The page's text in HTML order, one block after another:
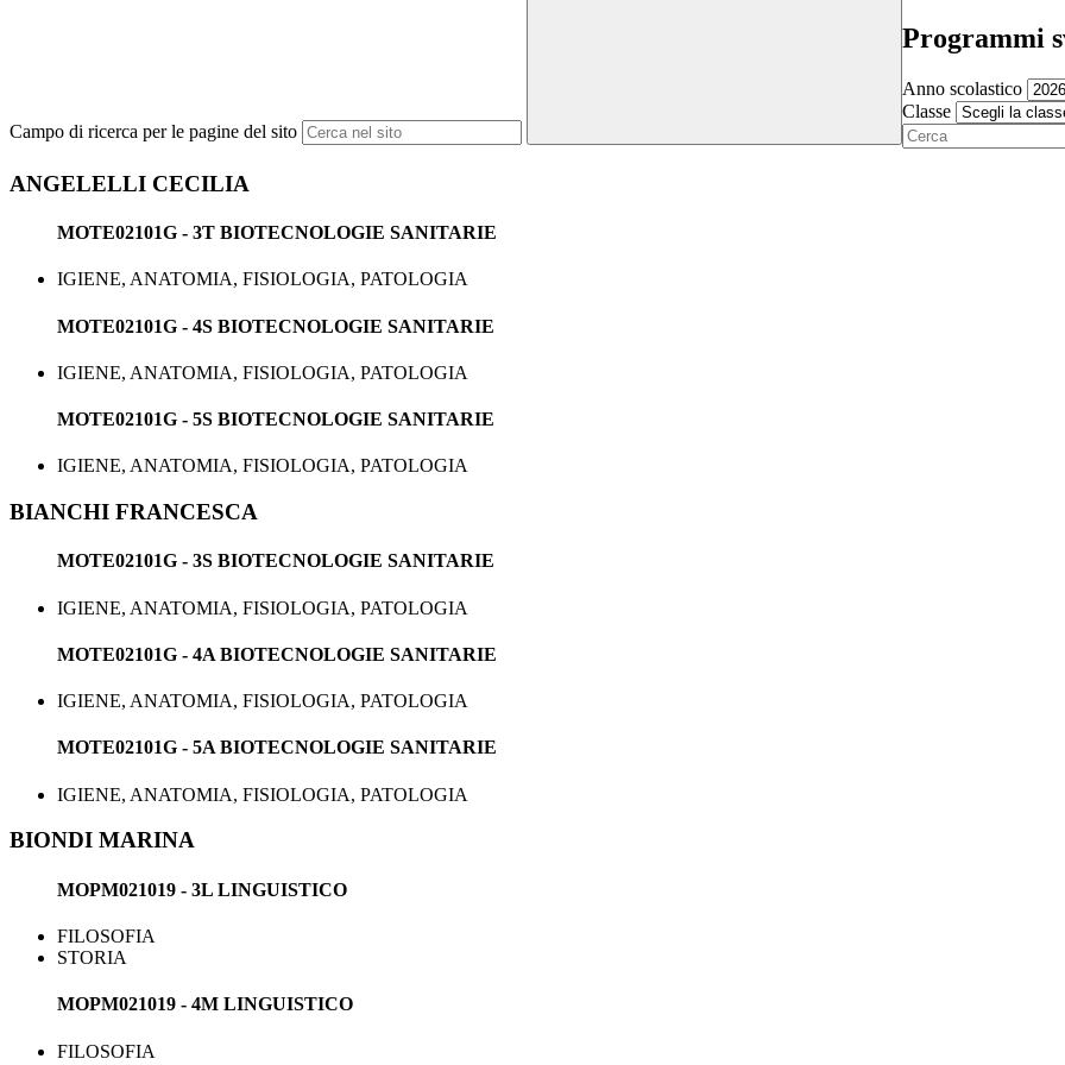
Campo di ricerca per le pagine del sito
Programmi
Anno scolastico
Classe
ANGELELLI CECILIA
MOTE02101G - 3T BIOTECNOLOGIE SANITARIE
IGIENE, ANATOMIA, FISIOLOGIA, PATOLOGIA
MOTE02101G - 4S BIOTECNOLOGIE SANITARIE
IGIENE, ANATOMIA, FISIOLOGIA, PATOLOGIA
MOTE02101G - 5S BIOTECNOLOGIE SANITARIE
IGIENE, ANATOMIA, FISIOLOGIA, PATOLOGIA
BIANCHI FRANCESCA
MOTE02101G - 3S BIOTECNOLOGIE SANITARIE
IGIENE, ANATOMIA, FISIOLOGIA, PATOLOGIA
MOTE02101G - 4A BIOTECNOLOGIE SANITARIE
IGIENE, ANATOMIA, FISIOLOGIA, PATOLOGIA
MOTE02101G - 5A BIOTECNOLOGIE SANITARIE
IGIENE, ANATOMIA, FISIOLOGIA, PATOLOGIA
BIONDI MARINA
MOPM021019 - 3L LINGUISTICO
FILOSOFIA
STORIA
MOPM021019 - 4M LINGUISTICO
FILOSOFIA